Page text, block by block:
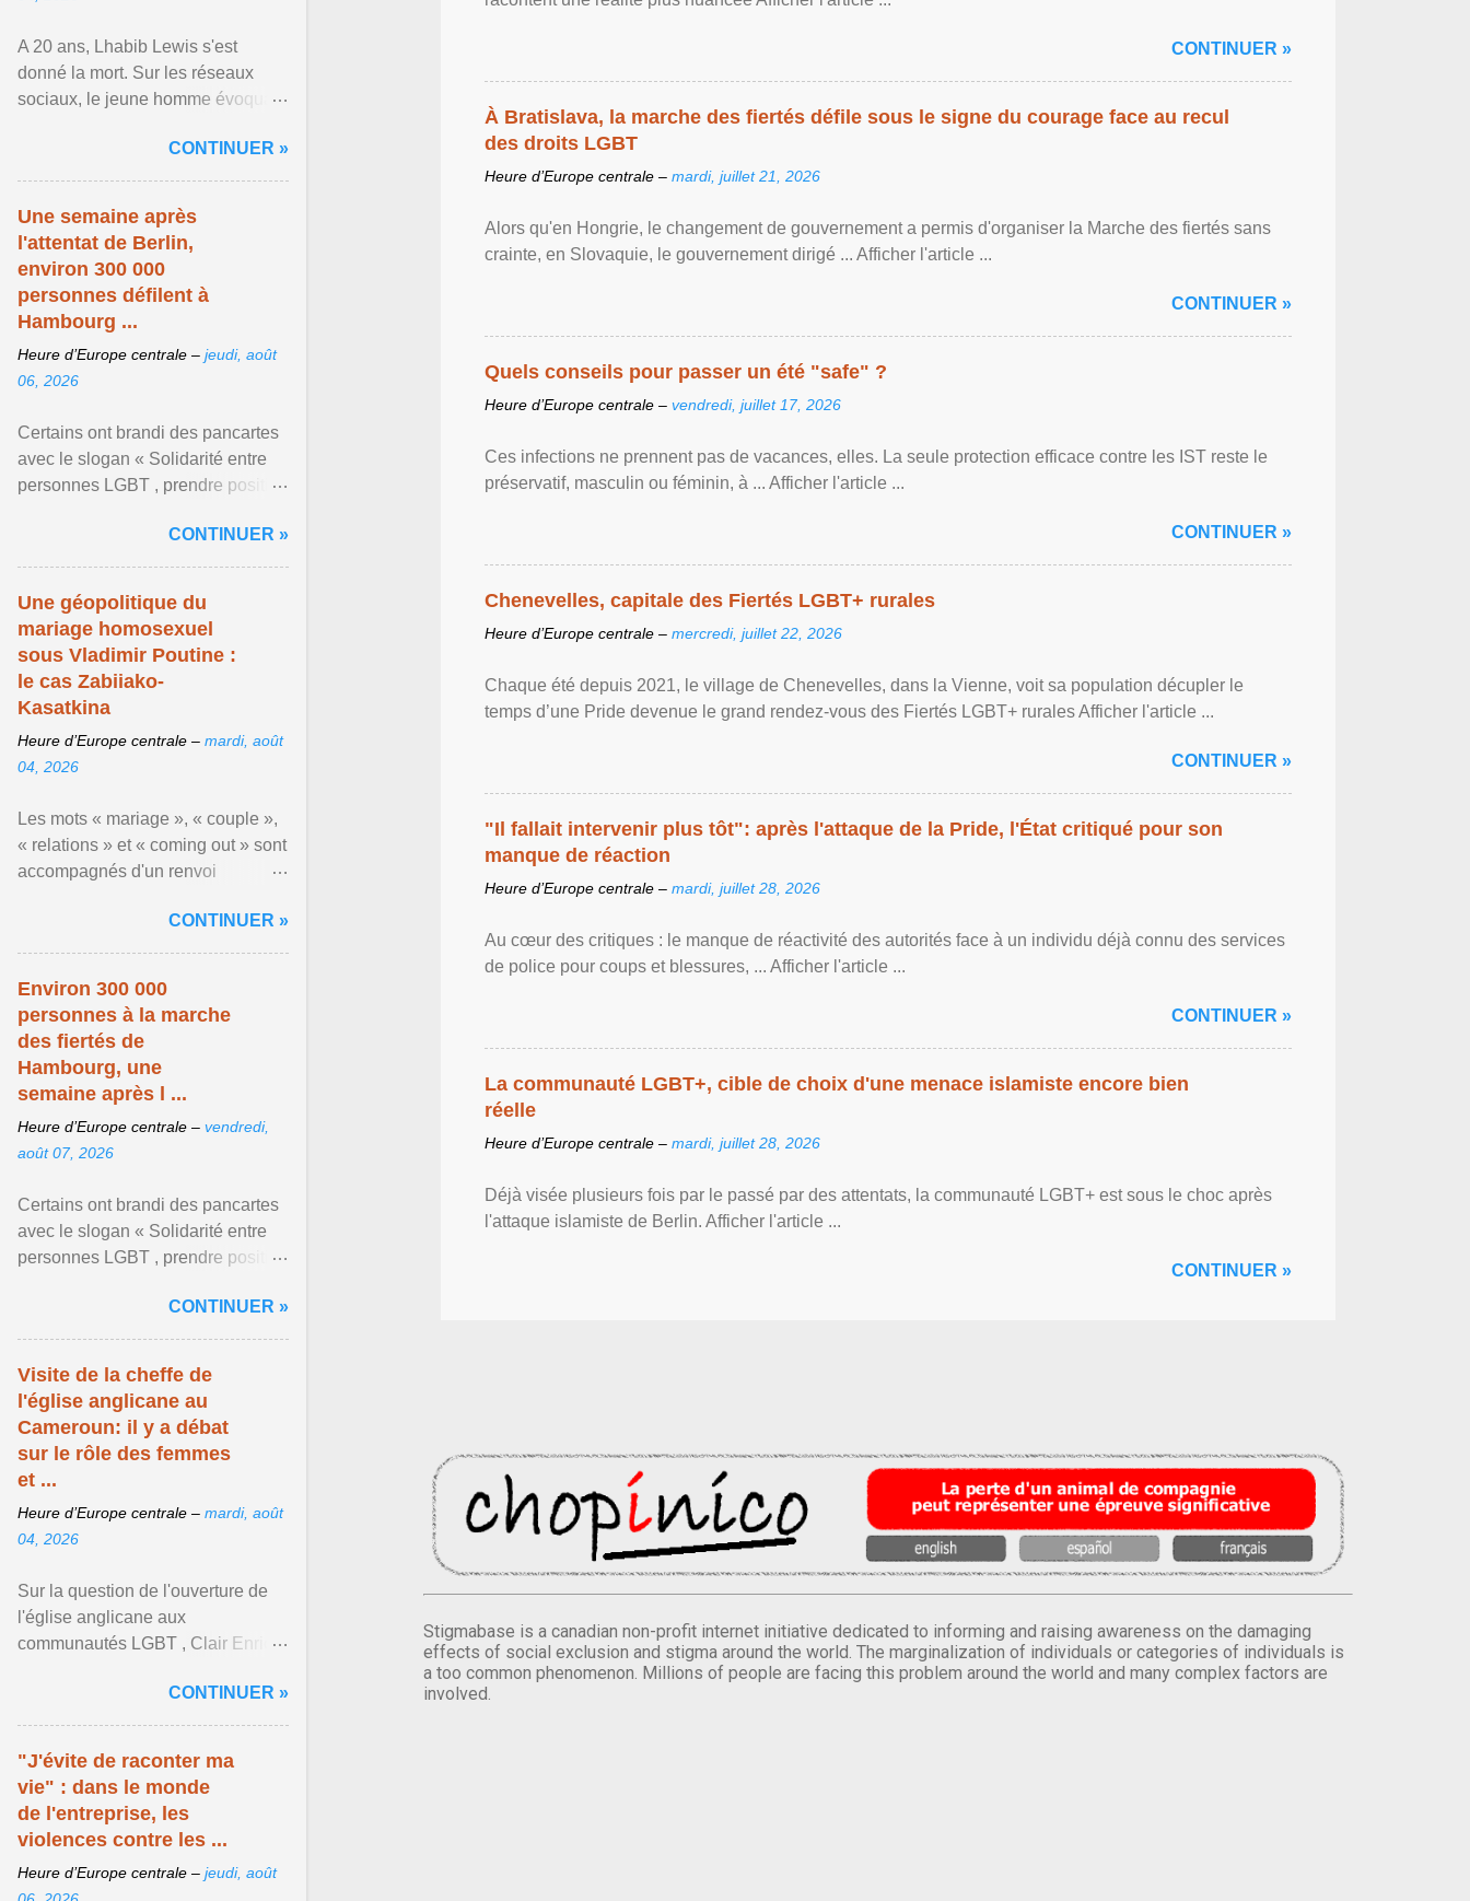
CONTINUER »
À Bratislava, la marche des fiertés défile sous le signe du courage face au recul
des droits LGBT
Heure d’Europe centrale – mardi, juillet 21, 2026
Alors qu'en Hongrie, le changement de gouvernement a permis d'organiser la Marche des fiertés sans
crainte, en Slovaquie, le gouvernement dirigé ... Afficher l'article ...
CONTINUER »
Quels conseils pour passer un été "safe" ?
Heure d’Europe centrale – vendredi, juillet 17, 2026
Ces infections ne prennent pas de vacances, elles. La seule protection efficace contre les IST reste le
préservatif, masculin ou féminin, à ... Afficher l'article ...
CONTINUER »
Chenevelles, capitale des Fiertés LGBT+ rurales
Heure d’Europe centrale – mercredi, juillet 22, 2026
Chaque été depuis 2021, le village de Chenevelles, dans la Vienne, voit sa population décupler le
temps d’une Pride devenue le grand rendez-vous des Fiertés LGBT+ rurales Afficher l'article ...
CONTINUER »
"Il fallait intervenir plus tôt": après l'attaque de la Pride, l'État critiqué pour son
manque de réaction
Heure d’Europe centrale – mardi, juillet 28, 2026
Au cœur des critiques : le manque de réactivité des autorités face à un individu déjà connu des services
de police pour coups et blessures, ... Afficher l'article ...
CONTINUER »
La communauté LGBT+, cible de choix d'une menace islamiste encore bien
réelle
Heure d’Europe centrale – mardi, juillet 28, 2026
Déjà visée plusieurs fois par le passé par des attentats, la communauté LGBT+ est sous le choc après
l'attaque islamiste de Berlin. Afficher l'article ...
CONTINUER »
Stigmabase is a canadian non-profit internet initiative dedicated to informing and raising awareness on the damaging
effects of social exclusion and stigma around the world. The marginalization of individuals or categories of individuals is
a too common phenomenon. Millions of people are facing this problem around the world and many complex factors are
involved.
A 20 ans, Lhabib Lewis s'est
donné la mort. Sur les réseaux
sociaux, le jeune homme évoquait
santé mentale, sa sexualité et
Afficher l'article ...
CONTINUER »
Une semaine après
l'attentat de Berlin,
environ 300 000
personnes défilent à
Hambourg ...
Heure d’Europe centrale – jeudi, août
06, 2026
Certains ont brandi des pancartes
avec le slogan « Solidarité entre
personnes LGBT , prendre position
raison de l ... Afficher l'article ...
CONTINUER »
Une géopolitique du
mariage homosexuel
sous Vladimir Poutine :
le cas Zabiiako-
Kasatkina
Heure d’Europe centrale – mardi, août
04, 2026
Les mots « mariage », « couple »,
« relations » et « coming out » sont
accompagnés d'un renvoi
mouvement LGBT ... Afficher
l'article ...
CONTINUER »
Environ 300 000
personnes à la marche
des fiertés de
Hambourg, une
semaine après l ...
Heure d’Europe centrale – vendredi,
août 07, 2026
Certains ont brandi des pancartes
avec le slogan « Solidarité entre
personnes LGBT , prendre position
organisateurs ... Afficher l'article ...
CONTINUER »
Visite de la cheffe de
l'église anglicane au
Cameroun: il y a débat
sur le rôle des femmes
et ...
Heure d’Europe centrale – mardi, août
04, 2026
Sur la question de l'ouverture de
l'église anglicane aux
communautés LGBT , Clair Enrick
une position tranchée. Afficher
l'article ...
CONTINUER »
"J'évite de raconter ma
vie" : dans le monde
de l'entreprise, les
violences contre les ...
Heure d’Europe centrale – jeudi, août